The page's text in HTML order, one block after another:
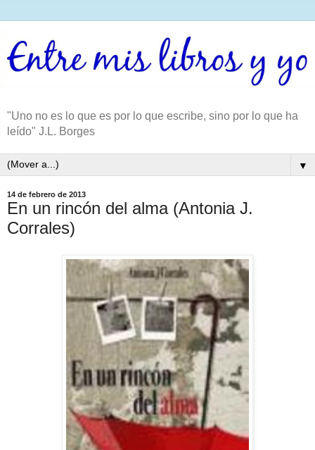
"Uno no es lo que es por lo que escribe, sino por lo que ha
leído" J.L. Borges
▼
14 de febrero de 2013
En un rincón del alma (Antonia J.
Corrales)